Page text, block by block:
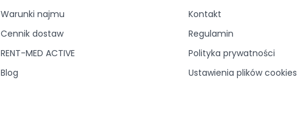
Warunki najmu
Cennik dostaw
RENT-MED ACTIVE
Blog
Kontakt
Regulamin
Polityka prywatności
Ustawienia plików cookies